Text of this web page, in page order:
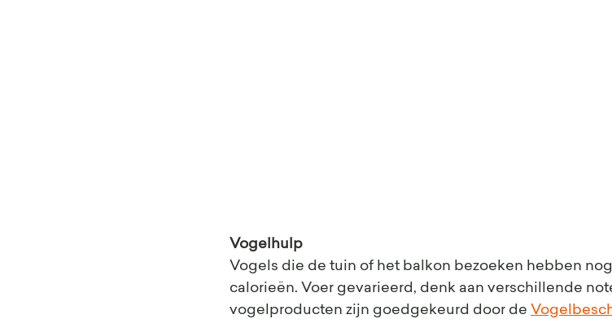
Vogelhulp
Vogels die de tuin of het balkon bezoeken hebben
calorieën. Voer gevarieerd, denk aan verschillende
vogelproducten zijn goedgekeurd door de